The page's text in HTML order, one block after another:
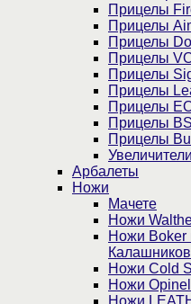
Прицелы
Прицелы
Прицелы
Прицелы
Прицелы
Прицелы
Прицелы
Прицелы
Прицелы
Увеличители
Арбалеты
Ножи
Мачете
Ножи
Ножи Boker
Ножи Cold
Ножи Opinel
Ножи